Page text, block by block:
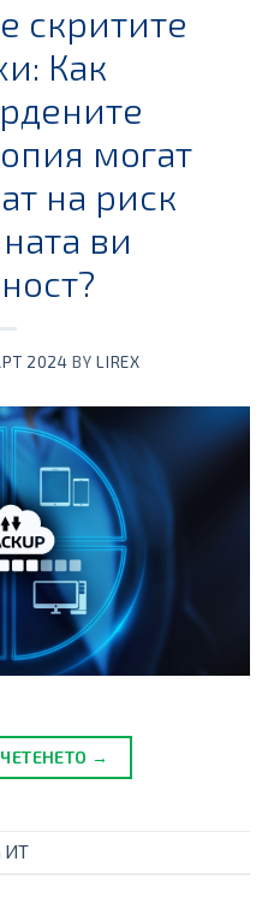
скритите
Как
могат
на риск
ви
2024 BYLIREX
→
ИТ